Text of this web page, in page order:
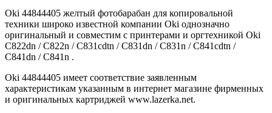
Oki 44844405 желтый фотобарабан для копировальной
техники широко известной компании Oki однозначно
оригинальный и совместим с принтерами и оргтехникой Oki
C822dn / C822n / C831cdtn / C831dn / C831n / C841cdtn /
C841dn / C841n .
Oki 44844405 имеет соответствие заявленным
характеристикам указанным в интернет магазине фирменных
и оригинальных картриджей www.lazerka.net.